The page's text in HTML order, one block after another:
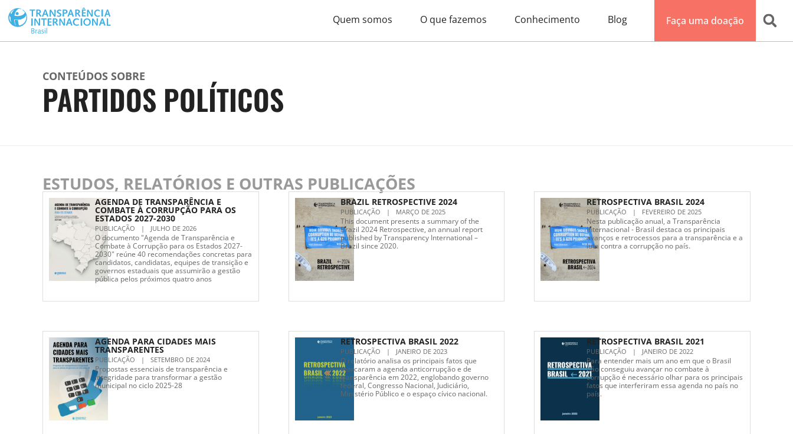
Quem somos O que fazemos Conhecimento Blog Faça uma doação
CONTEÚDOS SOBRE
PARTIDOS POLÍTICOS
ESTUDOS, RELATÓRIOS E OUTRAS PUBLICAÇÕES
AGENDA DE TRANSPARÊNCIA E
COMBATE À CORRUPÇÃO PARA OS
ESTADOS 2027-2030
PUBLICAÇÃO | JULHO DE 2026
O documento "Agenda de Transparência e
Combate à Corrupção para os Estados 2027-
2030" reúne 40 recomendações concretas para
candidatos, candidatas, equipes de transição e
governos estaduais que assumirão a gestão
pública pelos próximos quatro anos
BRAZIL RETROSPECTIVE 2024
PUBLICAÇÃO | MARÇO DE 2025
This document presents a summary of the
Brazil 2024 Retrospective, an annual report
published by Transparency International –
Brazil since 2020.
RETROSPECTIVA BRASIL 2024
PUBLICAÇÃO | FEVEREIRO DE 2025
Nesta publicação anual, a Transparência
Internacional - Brasil destaca os principais
avanços e retrocessos para a transparência e a
luta contra a corrupção no país.
AGENDA PARA CIDADES MAIS
TRANSPARENTES
PUBLICAÇÃO | SETEMBRO DE 2024
Propostas essenciais de transparência e
integridade para transformar a gestão
municipal no ciclo 2025-28
RETROSPECTIVA BRASIL 2022
PUBLICAÇÃO | JANEIRO DE 2023
O relatório analisa os principais fatos que
marcaram a agenda anticorrupção e de
transparência em 2022, englobando governo
federal, Congresso Nacional, Judiciário,
Ministério Público e o espaço cívico nacional.
RETROSPECTIVA BRASIL 2021
PUBLICAÇÃO | JANEIRO DE 2022
Para entender mais um ano em que o Brasil
não conseguiu avançar no combate à
corrupção é necessário olhar para os principais
fatos que interferiram essa agenda no país no
país.